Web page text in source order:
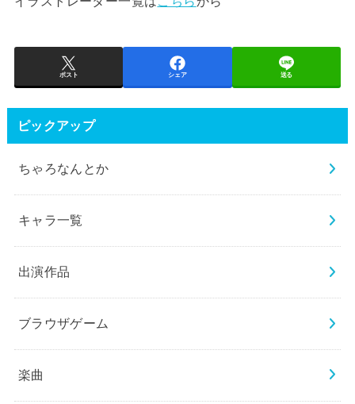
ポスト シェア 送る
ピックアップ
ちゃろなんとか
キャラ一覧
出演作品
ブラウザゲーム
楽曲